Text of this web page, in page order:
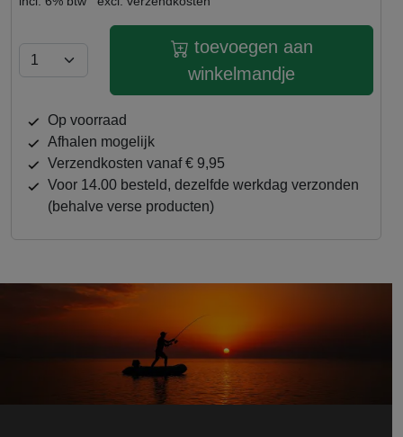
toevoegen aan
winkelmandje
op voorraad
afhalen mogelijk
verzendkosten vanaf € 9,95
Voor 14.00 besteld, dezelfde werkdag verzonden
(behalve verse producten)